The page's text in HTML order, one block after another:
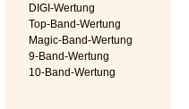
DIGI-Wertung
Top-Band-Wertung
Magic-Band-Wertung
9-Band-Wertung
10-Band-Wertung